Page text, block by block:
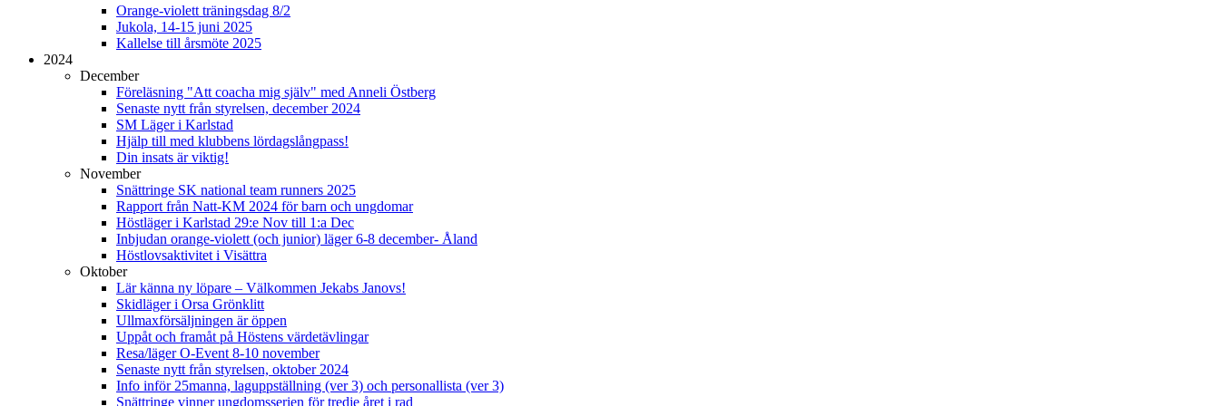
Orange-violett träningsdag 8/2
Jukola, 14-15 juni 2025
Kallelse till årsmöte 2025
2024
December
Föreläsning "Att coacha mig själv" med Anneli Östberg
Senaste nytt från styrelsen, december 2024
SM Läger i Karlstad
Hjälp till med klubbens lördagslångpass!
Din insats är viktig!
November
Snättringe SK national team runners 2025
Rapport från Natt-KM 2024 för barn och ungdomar
Höstläger i Karlstad 29:e Nov till 1:a Dec
Inbjudan orange-violett (och junior) läger 6-8 december- Åland
Höstlovsaktivitet i Visättra
Oktober
Lär känna ny löpare – Välkommen Jekabs Janovs!
Skidläger i Orsa Grönklitt
Ullmaxförsäljningen är öppen
Uppåt och framåt på Höstens värdetävlingar
Resa/läger O-Event 8-10 november
Senaste nytt från styrelsen, oktober 2024
Info inför 25manna, laguppställning (ver 3) och personallista (ver 3)
Snättringe vinner ungdomsserien för tredje året i rad